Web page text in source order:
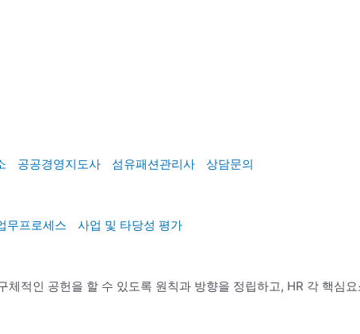
공공경영지도사 섬유패션관리사 상담문의
무프로세스
사업 및 타당성 평가
적인 공헌을 할 수 있도록 원칙과 방향을 정립하고, HR 각 핵심